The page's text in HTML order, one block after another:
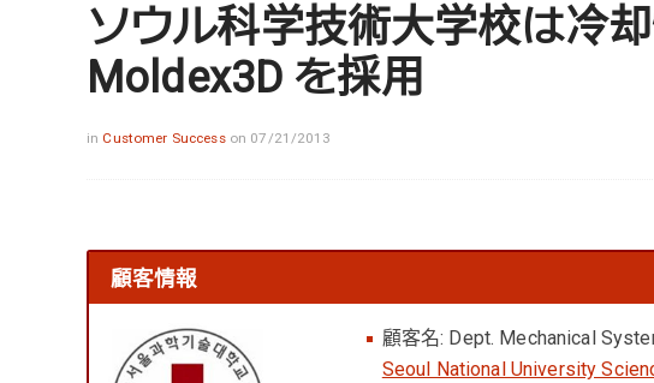
ソウル科学技術大学校は冷
Moldex3D を採用
in Customer Success on 07/21/2013
顧客情報
顧客名: Dept. Mechanical
Seoul National University